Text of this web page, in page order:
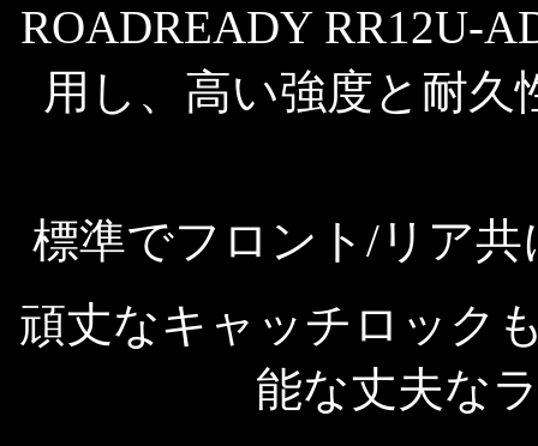
ROADREADY RR12U-
用し、高い強度と耐
標準でフロント/リア
頑丈なキャッチロック
能な丈夫な